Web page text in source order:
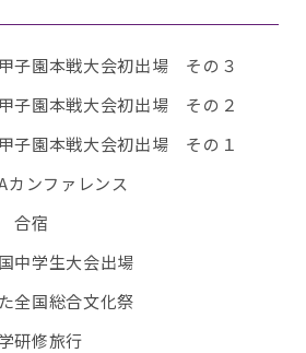
子園本戦大会初出場 その３
子園本戦大会初出場 その２
子園本戦大会初出場 その１
カンファレンス
合宿
中学生大会出場
全国総合文化祭
研修旅行